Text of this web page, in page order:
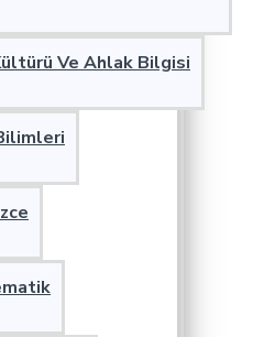
Ve Ahlak Bilgisi